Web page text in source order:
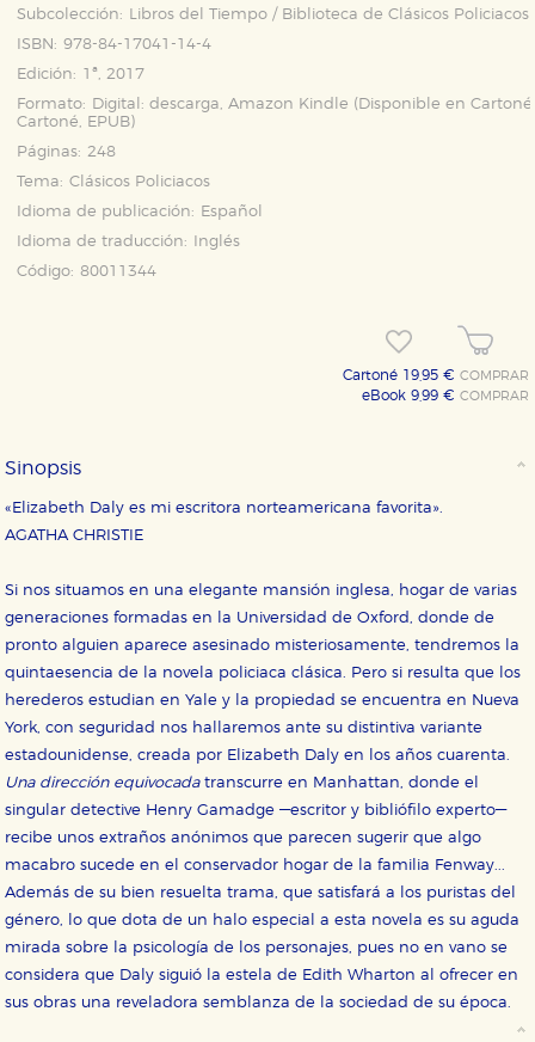
Subcolección:
Libros del Tiempo / Biblioteca de Clásicos Policiacos
ISBN: 978-84-17041-14-4
Edición: 1ª, 2017
Formato:
Digital: descarga, Amazon Kindle (Disponible enCartoné
Cartoné, EPUB)
Páginas: 248
Tema: Clásicos Policiacos
Idioma de publicación:
Español
Idioma de traducción:
Inglés
Código: 80011344
Cartoné 19,95 €COMPRAR
eBook 9,99 €COMPRAR
Sinopsis
«Elizabeth Daly es mi escritora norteamericana favorita».
AGATHA CHRISTIE
Si nos situamos en una elegante mansión inglesa, hogar de varias
generaciones formadas en la Universidad de Oxford, donde de
pronto alguien aparece asesinado misteriosamente, tendremos la
quintaesencia de la novela policiaca clásica. Pero si resulta que los
herederos estudian en Yale y la propiedad se encuentra en Nueva
York, con seguridad nos hallaremos ante su distintiva variante
estadounidense, creada por Elizabeth Daly en los años cuarenta.
Una dirección equivocadatranscurre en Manhattan, donde el
singular detective Henry Gamadge —escritor y bibliófilo experto—
recibe unos extraños anónimos que parecen sugerir que algo
macabro sucede en el conservador hogar de la familia Fenway...
Además de su bien resuelta trama, que satisfará a los puristas del
género, lo que dota de un halo especial a esta novela es su aguda
mirada sobre la psicología de los personajes, pues no en vano se
considera que Daly siguió la estela de Edith Wharton al ofrecer en
sus obras una reveladora semblanza de la sociedad de su época.
HABILITAR TODO
Cookies necesarias
Estas cookies son necesarias para que nuestro sitio
web funcione y no es posible deshabilitarlas desde
nuestro sistema. Es posible hacerlo desde el
navegador, pero en ese caso es posible que algunas
áreas de nuestra web dejen de funcionar
correctamente.
Cookies de rendimiento y analíticas
de navegación y optimizar el funcionamiento de
nuestro sitio web. Almacenan configuraciones de
vez que nos visita. La información es agregada y, por lo
tanto, es anónima.
Cookies de publicidad y redes sociales
Estas cookies son gestionadas por nuestros socios
publicitarios y se utilizan para mostrar publicidad
relevante para sus intereses en otros sitios. No
almacenan directamente información personal sino